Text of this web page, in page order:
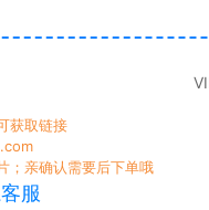
获取链接
；亲确认需要后下单哦
服